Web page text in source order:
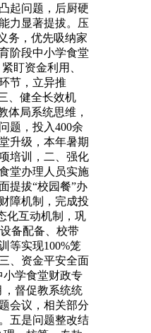
起问题，后厨硬
力显著提拔。压
务，优先吸纳家
阶段中小学食堂
盯资金利用、
节，立异推
、健全长效机
体局系统思维，
题，投入400余
升级，本年暑期
培训，二、强化
堂办理人员实施
提拔“校园餐”办
障机制，完成投
化互动机制，巩
备配备、校带
等实现100%笼
、资金平安全面
小学食堂财政专
，督促教系统统
会议，相关部分
五是问题整改结